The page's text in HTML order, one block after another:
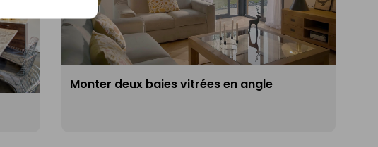
Monter deux baies vitrées en angle